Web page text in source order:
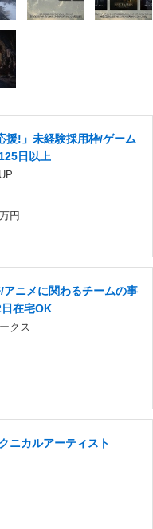
援!」未経験採用枠/ゲーム
日以上
円
ニメに関わるチームの事
在宅OK
クス
ニカルアーティスト